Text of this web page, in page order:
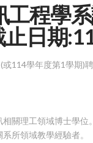
工程學
日期
114學年度第1學期)聘
關理工領域博士學位。
所領域教學經驗者。